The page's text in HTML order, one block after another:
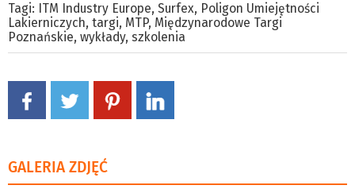
Tagi: ITM Industry Europe, Surfex, Poligon Umiejętności
Lakierniczych, targi, MTP, Międzynarodowe Targi
Poznańskie, wykłady, szkolenia
GALERIA ZDJĘĆ